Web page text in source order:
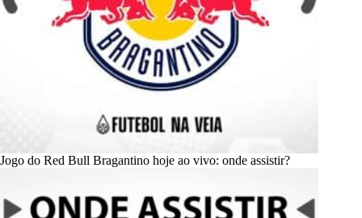
Jogo do Red Bull Bragantino hoje ao vivo: onde assistir?